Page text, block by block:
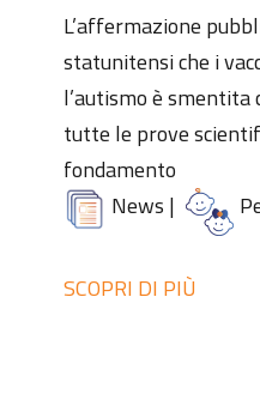
L’affermazione
statunitensi che i
l’autismo è smentita
tutte le prove
fondamento
News |
SCOPRI DI PIÙ